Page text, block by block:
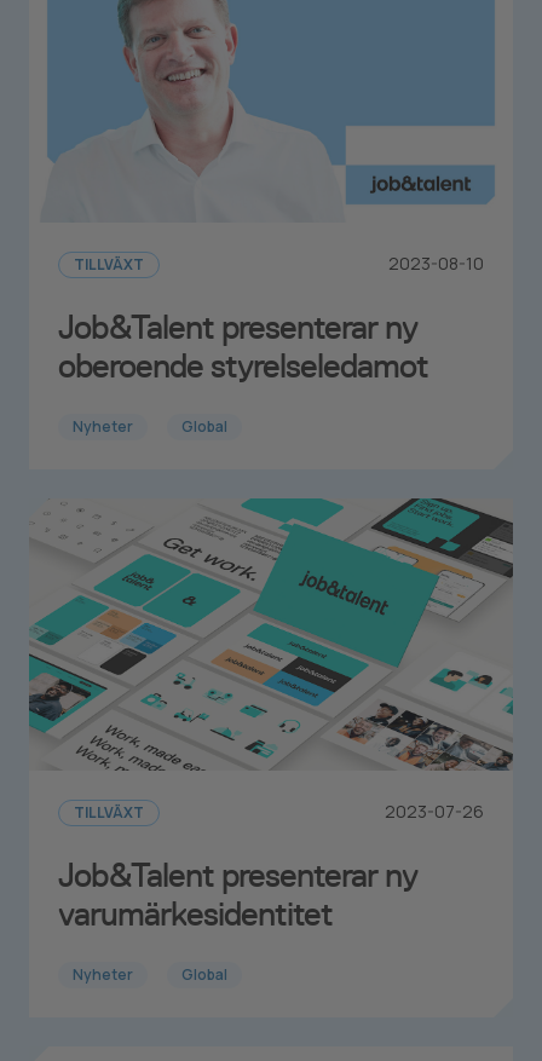
Job&Talent presenterar ny
oberoende styrelseledamot
TILLVÄXT 2023-08-10
Nyheter Global
Job&Talent presenterar ny
varumärkesidentitet
TILLVÄXT 2023-07-26
Nyheter Global